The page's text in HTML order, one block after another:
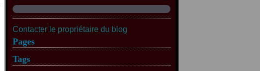
Contacter le propriétaire du blog
Pages
Tags